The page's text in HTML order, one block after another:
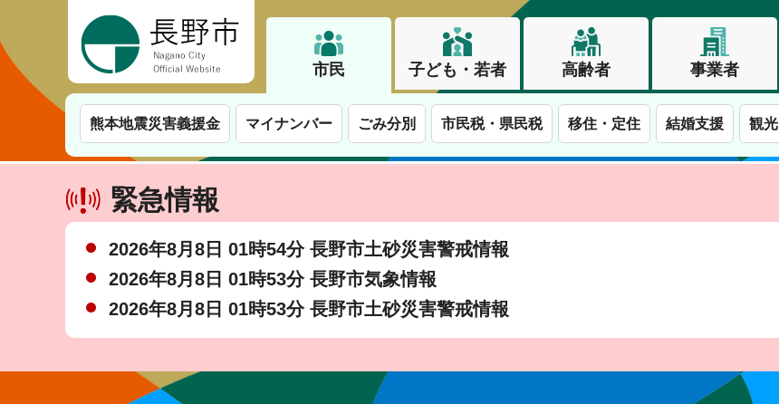
市民 子ども・若者 高齢者 事業者
熊本地震災害義援金 マイナンバー ごみ分別 市民税・県民税 移住・定住 結婚支援 観光
緊急情報
2026年8月8日 01時54分 長野市土砂災害警戒情報
2026年8月8日 01時53分 長野市気象情報
2026年8月8日 01時53分 長野市土砂災害警戒情報
この街で、わたしらしく生きる。長野市